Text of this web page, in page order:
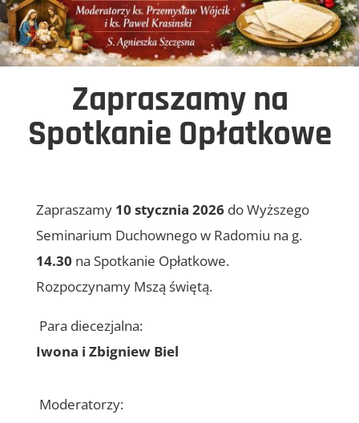
Zapraszamy na
Spotkanie Opłatkowe
Zapraszamy 10 stycznia 2026do Wyższego
Seminarium Duchownego w Radomiu na g.
14.30 na Spotkanie Opłatkowe.
Rozpoczynamy Mszą świętą.
Para diecezjalna:
Iwona i Zbigniew Biel
Moderatorzy: